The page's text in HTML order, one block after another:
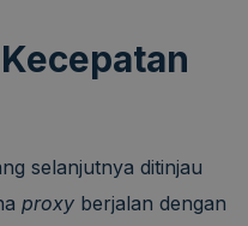
selanjutnya ditinjau
proxy berjalan dengan